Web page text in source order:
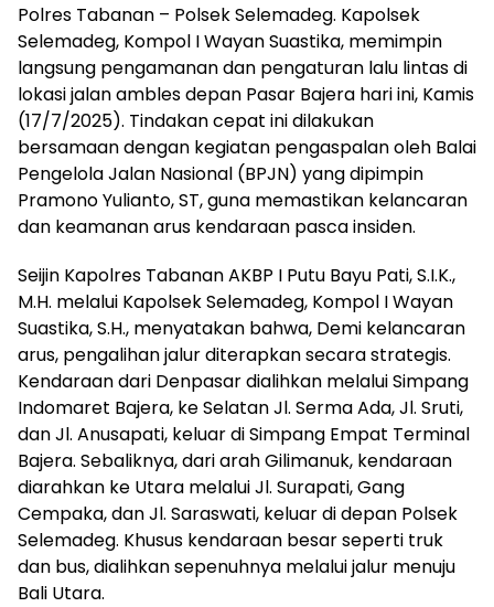
Polres Tabanan – Polsek Selemadeg. Kapolsek
Selemadeg, Kompol I Wayan Suastika, memimpin
langsung pengamanan dan pengaturan lalu lintas di
lokasi jalan ambles depan Pasar Bajera hari ini, Kamis
(17/7/2025). Tindakan cepat ini dilakukan
bersamaan dengan kegiatan pengaspalan oleh Balai
Pengelola Jalan Nasional (BPJN) yang dipimpin
Pramono Yulianto, ST, guna memastikan kelancaran
dan keamanan arus kendaraan pasca insiden.
Seijin Kapolres Tabanan AKBP I Putu Bayu Pati, S.I.K.,
M.H. melalui Kapolsek Selemadeg, Kompol I Wayan
Suastika, S.H., menyatakan bahwa, Demi kelancaran
arus, pengalihan jalur diterapkan secara strategis.
Kendaraan dari Denpasar dialihkan melalui Simpang
Indomaret Bajera, ke Selatan Jl. Serma Ada, Jl. Sruti,
dan Jl. Anusapati, keluar di Simpang Empat Terminal
Bajera. Sebaliknya, dari arah Gilimanuk, kendaraan
diarahkan ke Utara melalui Jl. Surapati, Gang
Cempaka, dan Jl. Saraswati, keluar di depan Polsek
Selemadeg. Khusus kendaraan besar seperti truk
dan bus, dialihkan sepenuhnya melalui jalur menuju
Bali Utara.